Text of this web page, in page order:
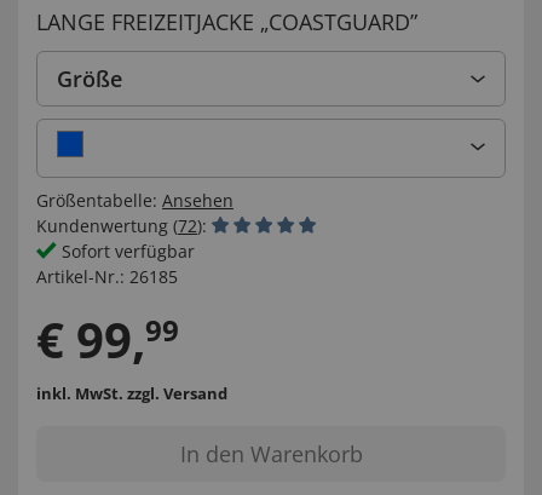
LANGE FREIZEITJACKE „COASTGUARD”
Größe
Größentabelle: Ansehen
Kundenwertung (72):
Sofort verfügbar
Artikel-Nr.: 26185
€ 99,99
inkl. MwSt. zzgl. Versand
In den Warenkorb